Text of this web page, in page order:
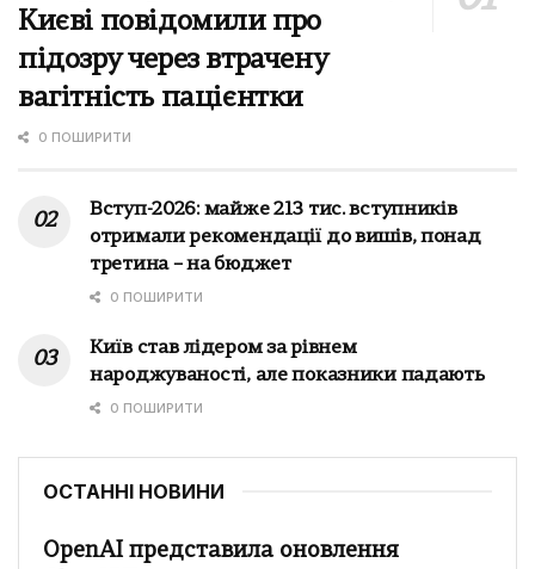
Києві повідомили про
підозру через втрачену
вагітність пацієнтки
0 ПОШИРИТИ
Вступ-2026: майже 213 тис. вступників
отримали рекомендації до вишів, понад
третина – на бюджет
0 ПОШИРИТИ
Київ став лідером за рівнем
народжуваності, але показники падають
0 ПОШИРИТИ
ОСТАННІ НОВИНИ
OpenAI представила оновлення